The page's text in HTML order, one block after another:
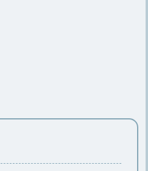
火を安全・簡単に後始末する正し